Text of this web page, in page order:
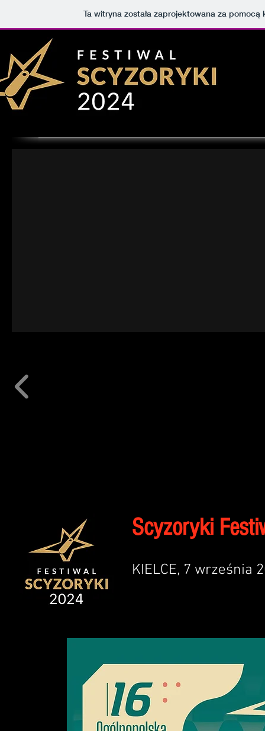
Ta witryna została zaprojektowana za
Scyzoryki
KIELCE, 7 września